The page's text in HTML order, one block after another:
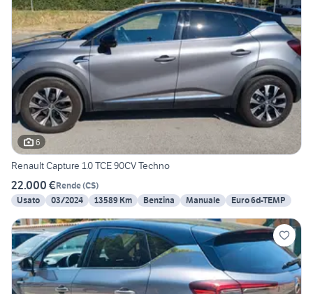
6
Renault Capture 1.0 TCE 90CV Techno
22.000 €Rende(CS)
Usato
03/2024 13589 Km Benzina Manuale Euro 6d-TEMP